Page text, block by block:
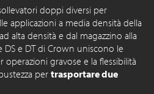
doppi diversi per
applicazioni a media densità della
alta densità e dal magazzino alla
DS e DT di Crown uniscono le
gravose e la flessibilità
per trasportare due